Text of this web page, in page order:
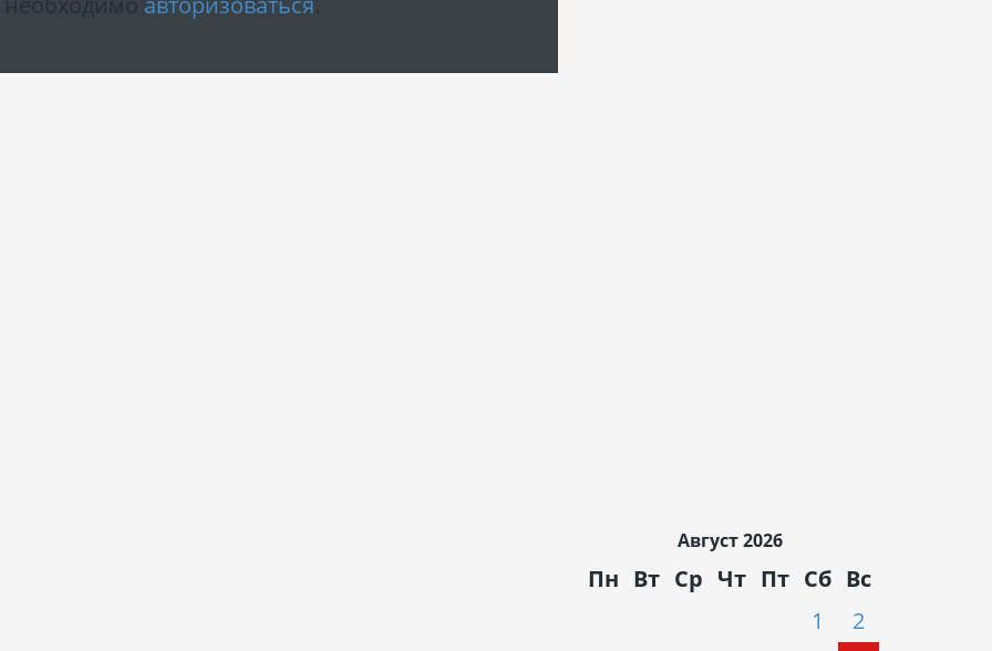
Август 2026
Пн Вт Ср Чт Пт Сб Вс
1
2